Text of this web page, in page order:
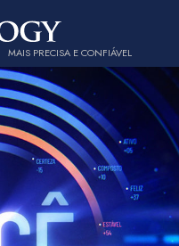
MAIS PRECISA E CONFIÁVEL